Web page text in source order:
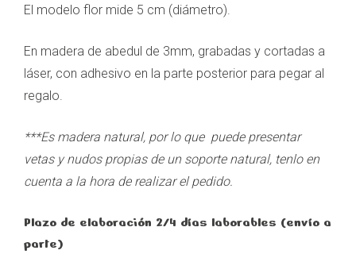
El modelo flor mide 5 cm (diámetro).
En madera de abedul de 3mm, grabadas y cortadas a
láser, con adhesivo en la parte posterior para pegar al
regalo.
***Es madera natural, por lo que puede presentar
vetas y nudos propias de un soporte natural, tenlo en
cuenta a la hora de realizar el pedido.
Plazo de elaboración 2/4 días laborables (envío a
parte)